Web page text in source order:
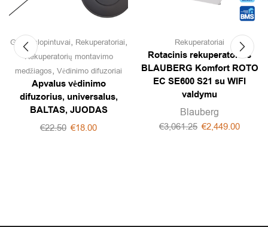
Garso slopintuvai, Rekuperatoriai,
Rekuperatorių montavimo
medžiagos, Vėdinimo difuzoriai
Apvalus vėdinimo
difuzorius, universalus,
BALTAS, JUODAS
€22.50 €18.00
Rekuperatoriai
Rotacinis rekuperatorius
BLAUBERG Komfort ROTO
EC SE600 S21 su WIFI
valdymu
Blauberg
€3,061.25 €2,449.00